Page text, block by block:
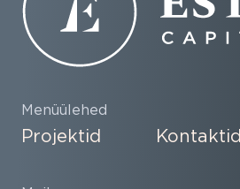
Menüülehed
Projektid Kontaktid